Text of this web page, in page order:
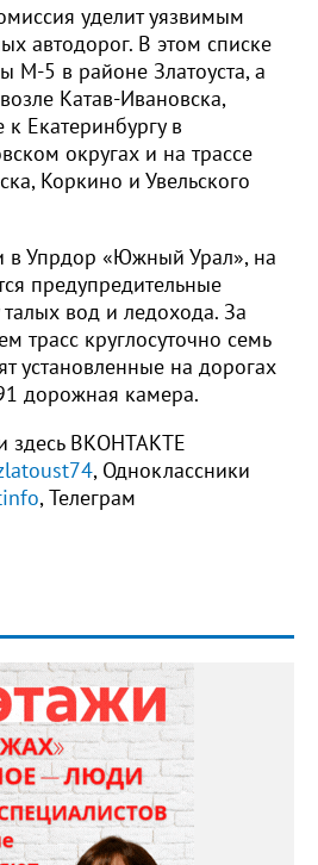
уделит уязвимым
автодорог. В этом списке
М-5 в районе Златоуста, а
Катав-Ивановска,
Екатеринбургу в
округах и на трассе
Коркино и Увельского
в Упрдор «Южный Урал», на
предупредительные
вод и ледохода. За
трасс круглосуточно семь
установленные на дорогах
дорожная камера.
здесь ВКОНТАКТЕ
, Одноклассники
, Телеграм